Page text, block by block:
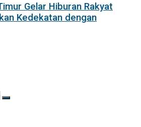
Gelar Hiburan Rakyat
Kedekatan dengan